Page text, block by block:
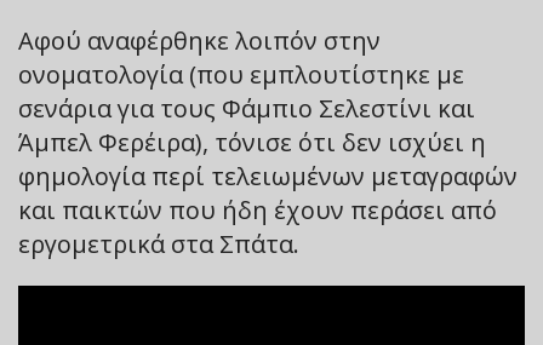
Αφού αναφέρθηκε λοιπόν στην
ονοματολογία (που εμπλουτίστηκε με
σενάρια για τους Φάμπιο Σελεστίνι και
Άμπελ Φερέιρα), τόνισε ότι δεν ισχύει η
φημολογία περί τελειωμένων μεταγραφών
και παικτών που ήδη έχουν περάσει από
εργομετρικά στα Σπάτα.